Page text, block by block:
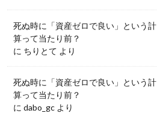
死ぬ時に「資産ゼロで良い」という計
算って当たり前？
に ちりとて より
死ぬ時に「資産ゼロで良い」という計
算って当たり前？
に dabo_gc より